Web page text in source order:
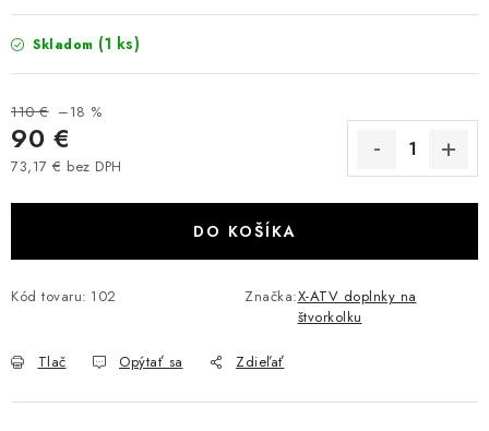
ŠTVORKOLKY
NOVINKY
VÝPREDAJ
INÉ PRÍSLUŠENSTVO
SUZUKI KINGQUAD 700/750 LTA
Skladom (1 ks)
110 € –18 %
90 €
73,17 € bez DPH
DO KOŠÍKA
Kód tovaru: 102 Značka:X-ATV doplnky na
štvorkolku
Tlač Opýtať sa Zdieľať